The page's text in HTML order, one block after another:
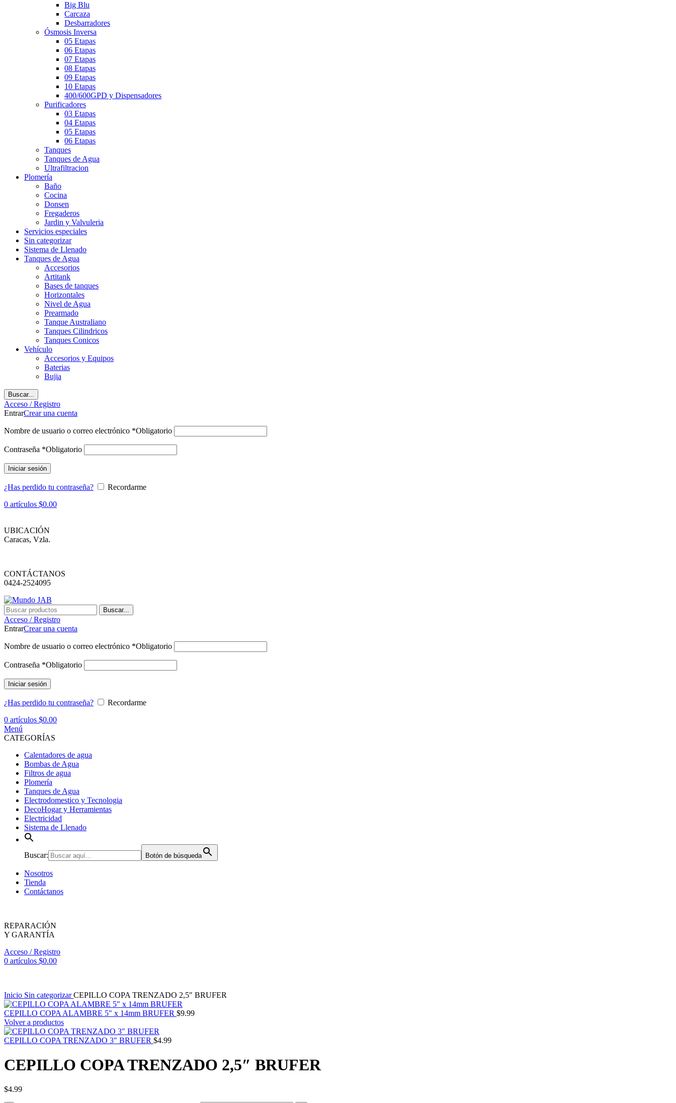
Big Blu
Carcaza
Desbarradores
Ósmosis Inversa
05 Etapas
06 Etapas
07 Etapas
08 Etapas
09 Etapas
10 Etapas
400/600GPD y Dispensadores
Purificadores
03 Etapas
04 Etapas
05 Etapas
06 Etapas
Tanques
Tanques de Agua
Ultrafiltracion
Plomería
Baño
Cocina
Donsen
Fregaderos
Jardin y Valvuleria
Servicios especiales
Sin categorizar
Sistema de Llenado
Tanques de Agua
Accesorios
Artitank
Bases de tanques
Horizontales
Nivel de Agua
Prearmado
Tanque Australiano
Tanques Cilindricos
Tanques Conicos
Vehículo
Accesorios y Equipos
Baterias
Bujia
Buscar...
Acceso / Registro
EntrarCrear una cuenta
Nombre de usuario o correo electrónico *Obligatorio
Contraseña *Obligatorio
Iniciar sesión
¿Has perdido tu contraseña?
Recordarme
0 artículos $0.00
UBICACIÓN
Caracas, Vzla.
CONTÁCTANOS
0424-2524095
Buscar...
Acceso / Registro
EntrarCrear una cuenta
Nombre de usuario o correo electrónico *Obligatorio
Contraseña *Obligatorio
Iniciar sesión
¿Has perdido tu contraseña?
Recordarme
0 artículos $0.00
Menú
CATEGORÍAS
Calentadores de agua
Bombas de Agua
Filtros de agua
Plomería
Tanques de Agua
Electrodomestico y Tecnologia
DecoHogar y Herramientas
Electricidad
Sistema de Llenado
Buscar: Botón de búsqueda
Nosotros
Tienda
Contáctanos
REPARACIÓN
Y GARANTÍA
Acceso / Registro
0 artículos $0.00
Inicio Sin categorizarCEPILLO COPA TRENZADO 2,5″ BRUFER
CEPILLO COPA ALAMBRE 5" x 14mm BRUFER $9.99
Volver a productos
CEPILLO COPA TRENZADO 3" BRUFER $4.99
CEPILLO COPA TRENZADO 2,5″ BRUFER
$4.99